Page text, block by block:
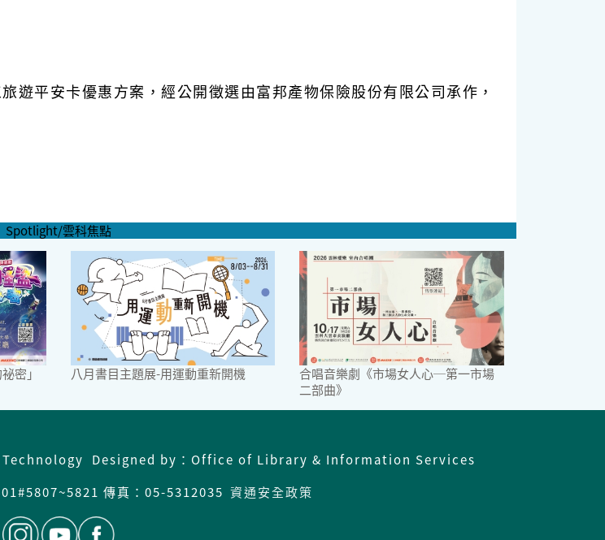
遊平安卡優惠方案，經公開徵選由富邦產物保險股份有限公司承作，
Spotlight/雲科焦點
密」 八月書目主題展-用運動重新開機
合唱音樂劇《市場女人心─第一市場
二部曲》
Designed by：Office of Library & Information Services
傳真：05-5312035 資通安全政策